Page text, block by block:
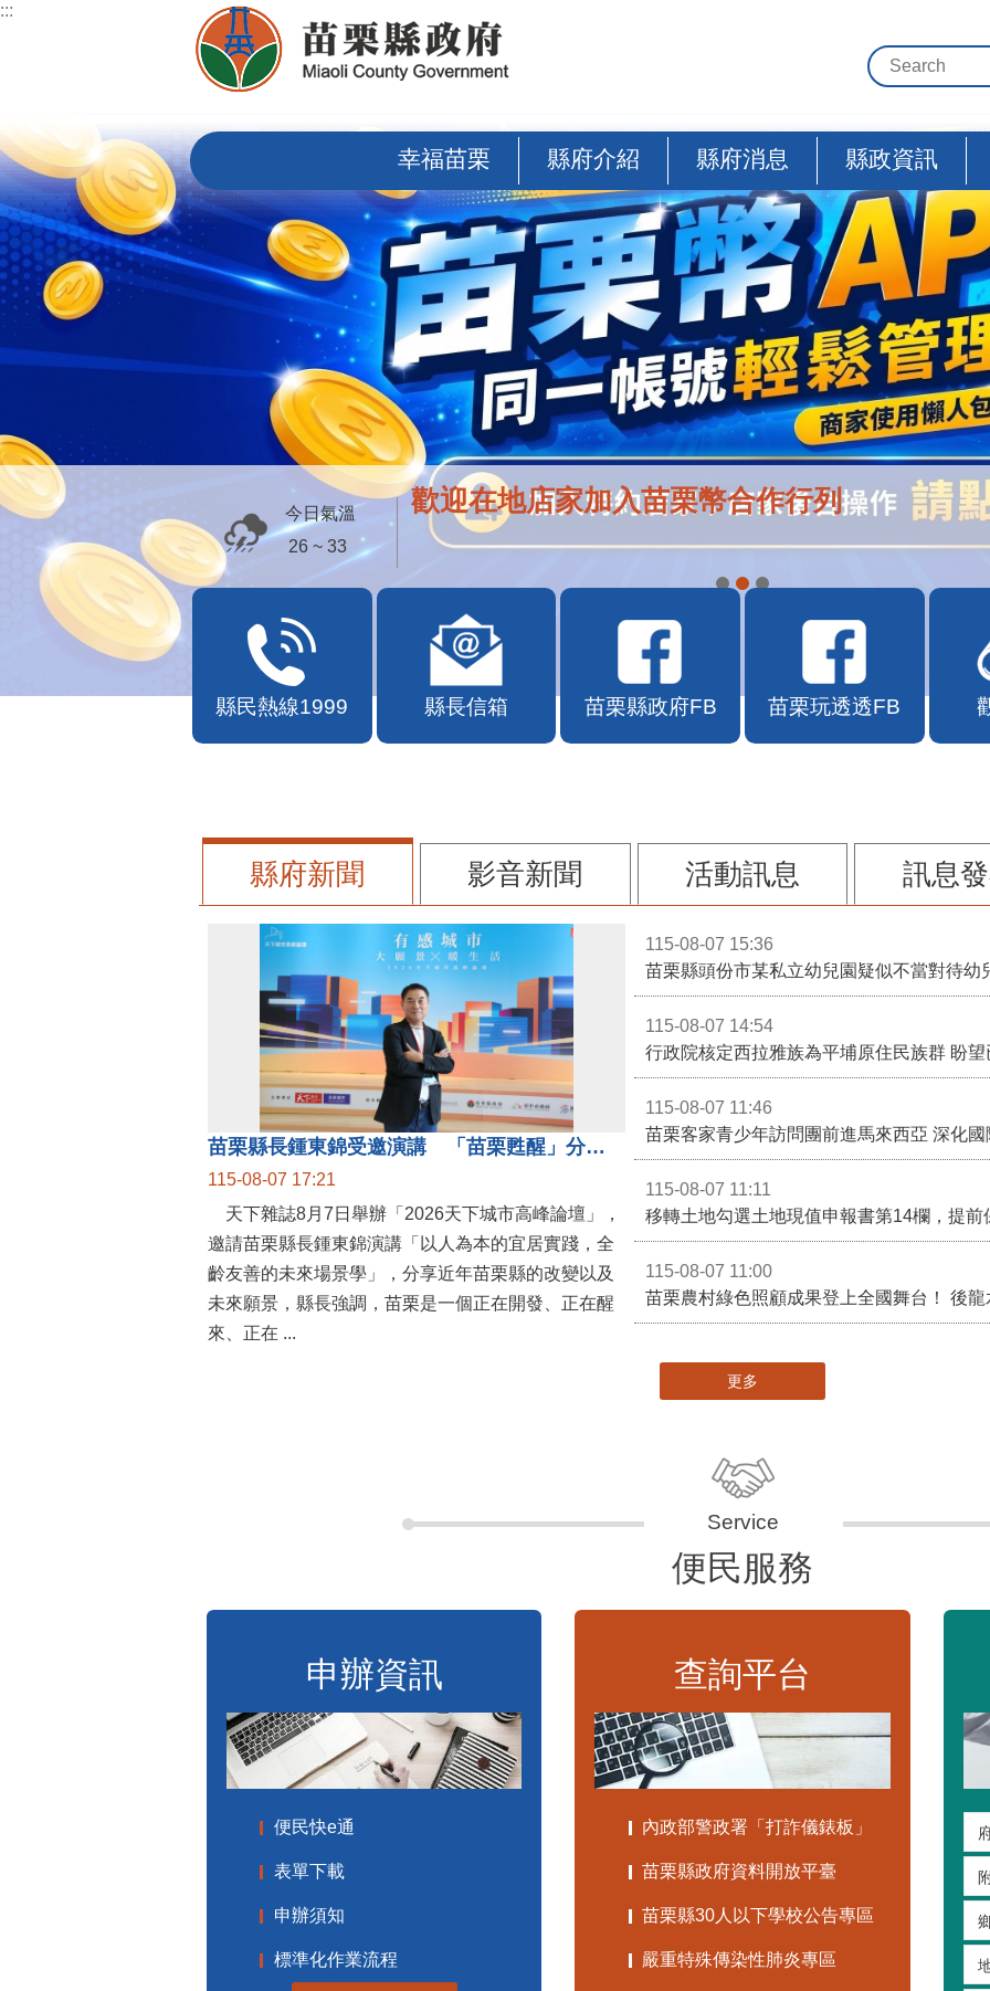
跳到主要內容區塊
:::
幸福苗栗 縣府介紹 縣府消息 縣政資訊
歡迎在地店家加入苗栗幣合作行列
今日氣溫
26 ~ 33
縣民熱線1999 縣長信箱 苗栗縣政府FB 苗栗玩透透FB
縣府新聞 影音新聞 活動訊息 訊息
苗栗縣長鍾東錦受邀演講 「苗栗甦醒」分享近年轉變
115-08-07 17:21
天下雜誌8月7日舉辦「2026天下城市高峰論壇」，
邀請苗栗縣長鍾東錦演講「以人為本的宜居實踐，全
齡友善的未來場景學」，分享近年苗栗縣的改變以及
未來願景，縣長強調，苗栗是一個正在開發、正在醒
來、正在 ...
115-08-07 15:36
苗栗縣頭份市某私立幼兒園疑似不當對待幼
115-08-07 14:54
115-08-07 11:46
苗栗客家青少年訪問團前進馬來西亞 深化
115-08-07 11:11
移轉土地勾選土地現值申報書第14欄，提前
115-08-07 11:00
更多
便民服務
申辦資訊
便民快e通
表單下載
申辦須知
標準化作業流程
查詢平台
內政部警政署「打詐儀錶板」
苗栗縣政府資料開放平臺
苗栗縣30人以下學校公告專區
嚴重特殊傳染性肺炎專區